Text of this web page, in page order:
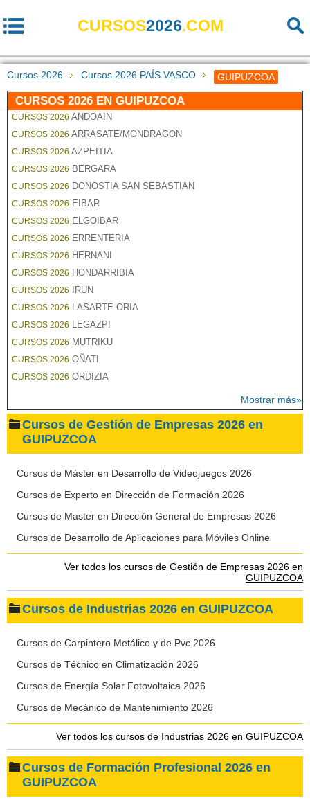
CURSOS2026.COM
Cursos 2026 Cursos 2026 PAÍS VASCO GUIPUZCOA
CURSOS 2026 EN GUIPUZCOA
CURSOS 2026 ANDOAIN
CURSOS 2026 ARRASATE/MONDRAGON
CURSOS 2026 AZPEITIA
CURSOS 2026 BERGARA
CURSOS 2026 DONOSTIA SAN SEBASTIAN
CURSOS 2026 EIBAR
CURSOS 2026 ELGOIBAR
CURSOS 2026 ERRENTERIA
CURSOS 2026 HERNANI
CURSOS 2026 HONDARRIBIA
CURSOS 2026 IRUN
CURSOS 2026 LASARTE ORIA
CURSOS 2026 LEGAZPI
CURSOS 2026 MUTRIKU
CURSOS 2026 OÑATI
CURSOS 2026 ORDIZIA
Mostrar más»
Cursos de Gestión de Empresas 2026 en
GUIPUZCOA
Cursos de Máster en Desarrollo de Videojuegos 2026
Cursos de Experto en Dirección de Formación 2026
Cursos de Master en Dirección General de Empresas 2026
Cursos de Desarrollo de Aplicaciones para Móviles Online
Ver todos los cursos de Gestión de Empresas 2026 en
GUIPUZCOA
Cursos de Industrias 2026 en GUIPUZCOA
Cursos de Carpintero Metálico y de Pvc 2026
Cursos de Técnico en Climatización 2026
Cursos de Energía Solar Fotovoltaica 2026
Cursos de Mecánico de Mantenimiento 2026
Ver todos los cursos de Industrias 2026 en GUIPUZCOA
Cursos de Formación Profesional 2026 en
GUIPUZCOA